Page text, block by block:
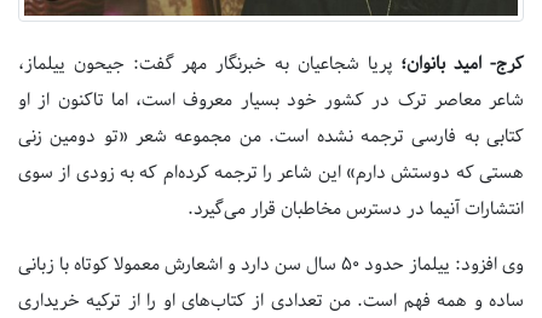
کرج- امید بانوان؛ پریا شجاعیان به خبرنگار مهر گفت: جیحون ییلماز،
شاعر معاصر ترک در کشور خود بسیار معروف است، اما تاکنون از او
کتابی به فارسی ترجمه نشده است. من مجموعه شعر «تو دومین زنی
هستی که دوستش دارم» این شاعر را ترجمه کرده‌ام که به زودی از سوی
انتشارات آنیما در دسترس مخاطبان قرار می‌گیرد.
وی افزود: ییلماز حدود ۵۰ سال سن دارد و اشعارش معمولا کوتاه با زبانی
ساده و همه فهم است. من تعدادی از کتاب‌های او را از ترکیه خریداری